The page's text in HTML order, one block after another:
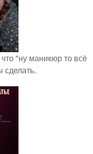
"ну маникюр то всё